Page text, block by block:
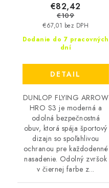
Dodanie do 7 pracovných
dní
€67,01 bez DPH
€82,42
€109
DETAIL
DUNLOP FLYING ARROW
HRO S3 je moderná a
odolná bezpečnostná
obuv, ktorá spája športový
dizajn so spoľahlivou
ochranou pre každodenné
nasadenie. Odolný zvršok
v čiernej farbe z...